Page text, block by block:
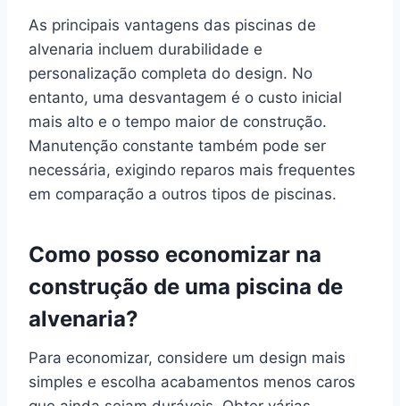
As principais vantagens das piscinas de
alvenaria incluem durabilidade e
personalização completa do design. No
entanto, uma desvantagem é o custo inicial
mais alto e o tempo maior de construção.
Manutenção constante também pode ser
necessária, exigindo reparos mais frequentes
em comparação a outros tipos de piscinas.
Como posso economizar na
construção de uma piscina de
alvenaria?
Para economizar, considere um design mais
simples e escolha acabamentos menos caros